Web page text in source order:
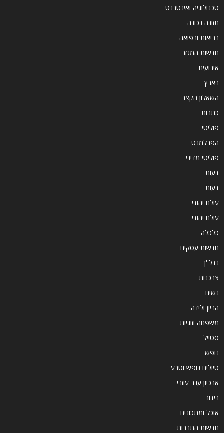
טכנולוגיה ואינטרנט
תזונה נכונה
בריאות ורפואה
חדשות המגזר
אירועים
בארץ
השאלון הקצר
כתבות
פוליטי
הפרלמנט
פוליטי מדיני
דעות
דעות
עולם יהודי
עולם יהודי
כלכלה
חדשות עסקים
נדל''ן
צרכנות
נשים
הריון ולידה
משפחה וזוגיות
סטייל
נופש
טיולים נופש וטבע
ארכיון ענר עוזרי
בידור
אוכל ומתכונים
חדשות התרבות